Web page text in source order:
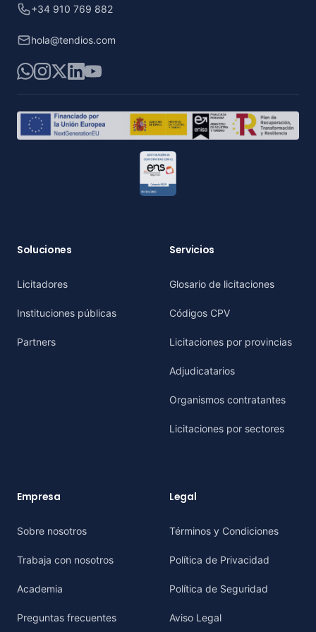
+34 910 769 882
hola@tendios.com
WhatsApp
Instagram
X LinkedIn
YouTube
Soluciones
Licitadores
Instituciones públicas
Partners
Servicios
Glosario de licitaciones
Códigos CPV
Licitaciones por provincias
Adjudicatarios
Organismos contratantes
Licitaciones por sectores
Empresa
Sobre nosotros
Trabaja con nosotros
Academia
Preguntas frecuentes
Legal
Términos y Condiciones
Política de Privacidad
Política de Seguridad
Aviso Legal